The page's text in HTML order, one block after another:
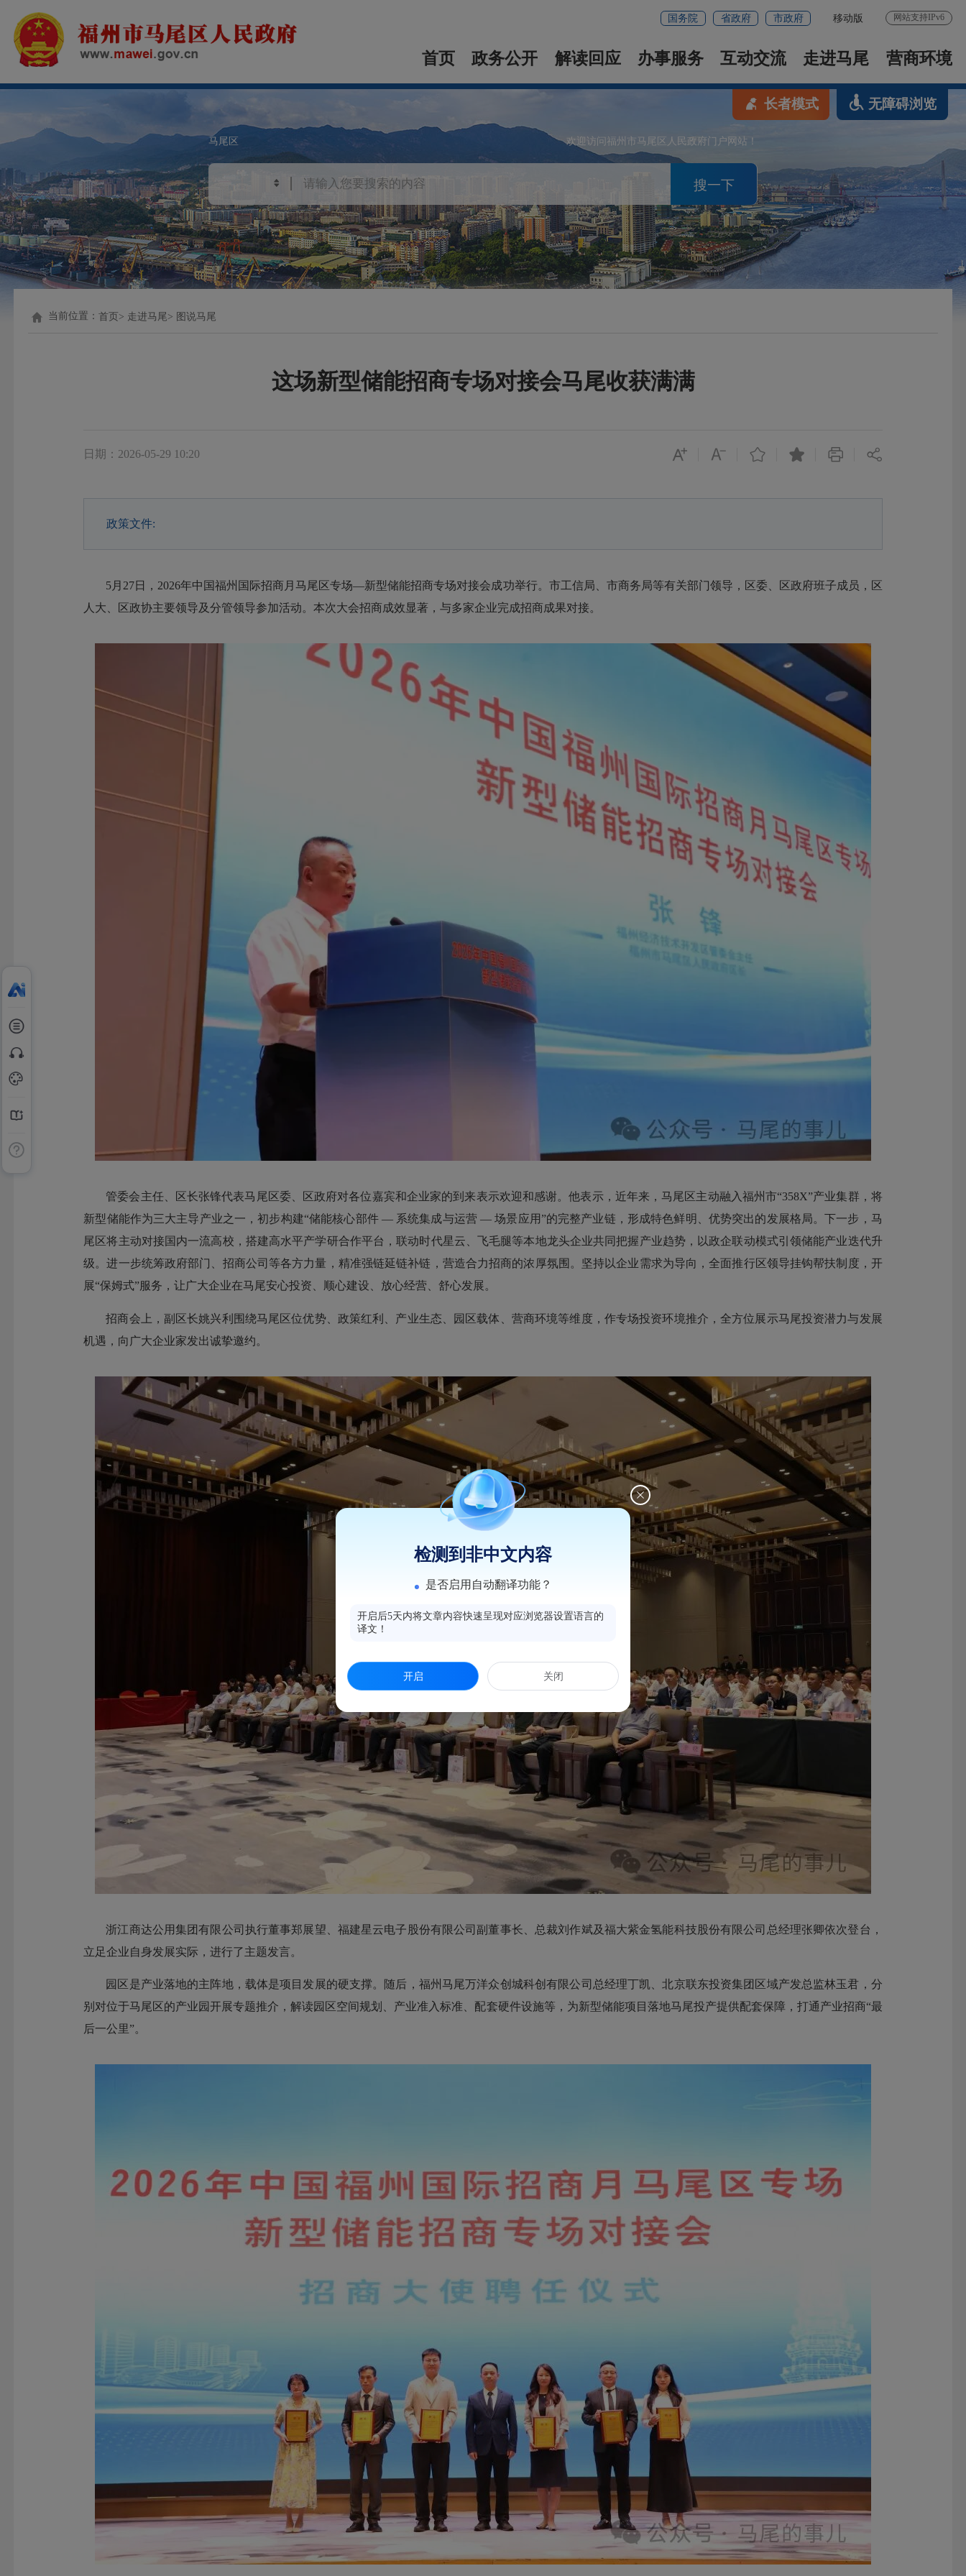
国务院 省政府 市政府 移动版 网站支持IPv6
首页 政务公开 解读回应 办事服务 互动交流 走进马尾 营商环境
马尾区 欢迎访问福州市马尾区人民政府门户网站！
搜一下
长者模式 无障碍浏览
当前位置：首页 走进马尾 图说马尾
这场新型储能招商专场对接会马尾收获满满
日期：2026-05-29 10:20
政策文件:
5月27日，2026年中国福州国际招商月马尾区专场―新型储能招商专场对接会成功举行。市工信局、市商务局等有关部门领导， 区委、区政府班子成员，区
人大、区政协主要领导及分管领导参加活动。本次大会招商成效显著，与多家企业完成招商成果对接。
管委会主任、区长张锋代表马尾区委、区政府对各位嘉宾和企业家的到来表示欢迎和感谢。他表示，近年来，马尾区主动融入福州市“358X”产业集群，将
新型储能作为三大主导产业之一，初步构建“储能核心部件 ― 系统集成与运营 ― 场景应用”的完整产业链，形成特色鲜明、优势突出的发展格局。下一步，马
尾区将主动对接国内一流高校，搭建高水平产学研合作平台，联动时代星云、飞毛腿等本地龙头企业共同把握产业趋势，以政企联动模式引领储能产业迭代升
级。进一步统筹政府部门、招商公司等各方力量，精准强链延链补链，营造合力招商的浓厚氛围。坚持以企业需求为导向，全面推行区领导挂钩帮扶制度，开
展“保姆式”服务，让广大企业在马尾安心投资、顺心建设、放心经营、舒心发展。
招商会上，副区长姚兴利围绕马尾区位优势、政策红利、产业生态、园区载体、营商环境等维度，作专场投资环境推介，全方位展示马尾投资潜力与发展
机遇，向广大企业家发出诚挚邀约。
浙江商达公用集团有限公司执行董事郑展望、福建星云电子股份有限公司副董事长、总裁刘作斌及福大紫金氢能科技股份有限公司总经理张卿依次登台，
立足企业自身发展实际，进行了主题发言。
园区是产业落地的主阵地，载体是项目发展的硬支撑。随后，福州马尾万洋众创城科创有限公司总经理丁凯、北京联东投资集团区域产发总监林玉君，分
别对位于马尾区的产业园开展专题推介，解读园区空间规划、产业准入标准、配套硬件设施等，为新型储能项目落地马尾投产提供配套保障，打通产业招商“最
后一公里”。
检测到非中文内容
是否启用自动翻译功能？
开启后5天内将文章内容快速呈现对应浏览器设置语言的
译文！
开启 关闭